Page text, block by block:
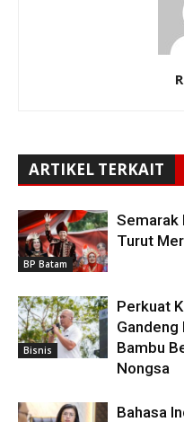
ARTIKEL TERKAIT
BP Batam
Semarak
Turut
Bisnis
Perkuat
Bambu
Nongsa
Bahasa